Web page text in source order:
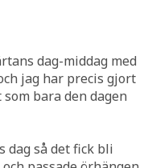
dag-middag med
jag har precis gjort
bara den dagen
dag så det fick bli